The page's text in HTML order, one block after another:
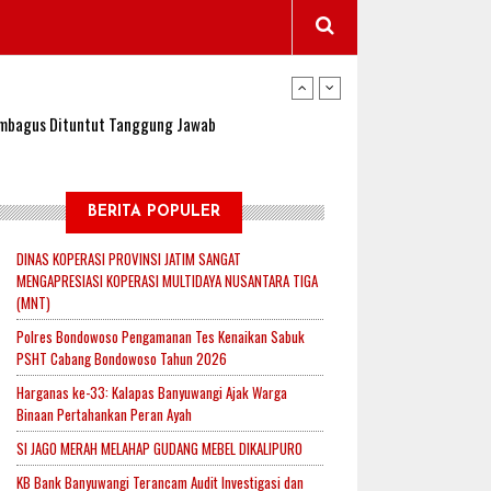
Jadi Lokasi Uji Coba Program NADI JKN
Dituntut Tanggung Jawab
Padi, Proyeksi Hasil Capai 2,4 Ton Gabah
Indonesia.id Perkuat Sinergitas Lewat Ngopi
untuk Mendukung Ketahanan Pangan Nasional
Jadi Lokasi Uji Coba Program NADI JKN
BERITA POPULER
DINAS KOPERASI PROVINSI JATIM SANGAT
MENGAPRESIASI KOPERASI MULTIDAYA NUSANTARA TIGA
(MNT)
Polres Bondowoso Pengamanan Tes Kenaikan Sabuk
PSHT Cabang Bondowoso Tahun 2026
Harganas ke-33: Kalapas Banyuwangi Ajak Warga
Binaan Pertahankan Peran Ayah
SI JAGO MERAH MELAHAP GUDANG MEBEL DIKALIPURO
KB Bank Banyuwangi Terancam Audit Investigasi dan